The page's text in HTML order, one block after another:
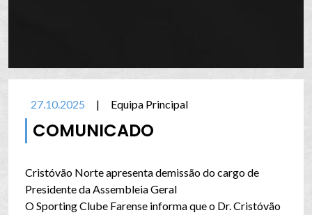
27.10.2025 | Equipa Principal
COMUNICADO
Cristóvão Norte apresenta demissão do cargo de
Presidente da Assembleia Geral
O Sporting Clube Farense informa que o Dr. Cristóvão